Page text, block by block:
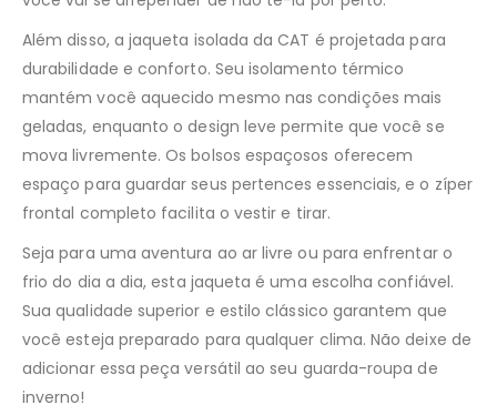
Além disso, a jaqueta isolada da CAT é projetada para
durabilidade e conforto. Seu isolamento térmico
mantém você aquecido mesmo nas condições mais
geladas, enquanto o design leve permite que você se
mova livremente. Os bolsos espaçosos oferecem
espaço para guardar seus pertences essenciais, e o zíper
frontal completo facilita o vestir e tirar.
Seja para uma aventura ao ar livre ou para enfrentar o
frio do dia a dia, esta jaqueta é uma escolha confiável.
Sua qualidade superior e estilo clássico garantem que
você esteja preparado para qualquer clima. Não deixe de
adicionar essa peça versátil ao seu guarda-roupa de
inverno!